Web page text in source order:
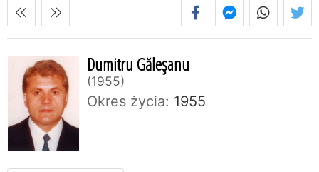
Dumitru Găleşanu
1955
Okres życia: 1955